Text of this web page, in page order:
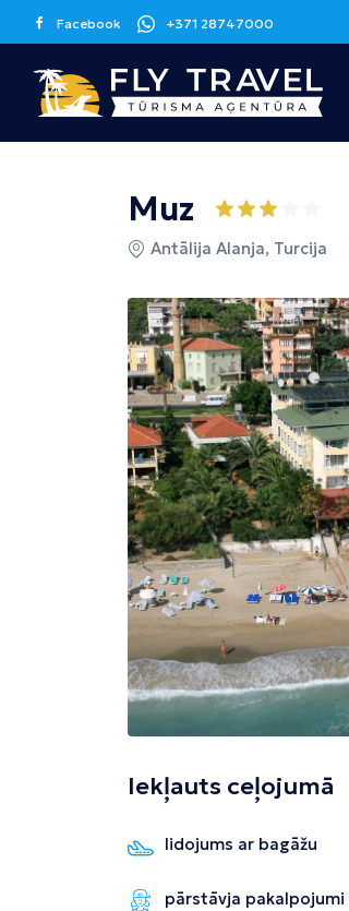
Facebook +371 28747000
Malaga
Barselona
Apvienotie
Arābu Emirāti
Itālija
Sicīlija
Melnkalne Šrilanka
Kolombo
Muz
Antālija Alanja, Turcija
Iekļauts ceļojumā
lidojums ar bagāžu
pārstāvja pakalpojumi